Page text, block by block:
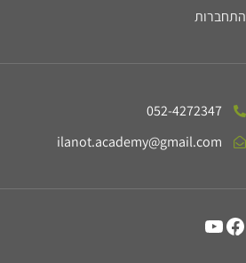
התחברות
052-4272347
ilanot.academy@gmail.com